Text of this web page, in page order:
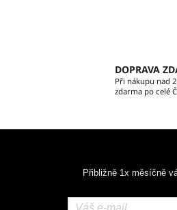
DOPRAVA
Při nákupu nad
zdarma po celé
Přibližně 1x měsíčně